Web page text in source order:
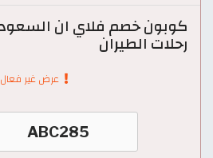
رحلات الطيران
عرض غير فعال